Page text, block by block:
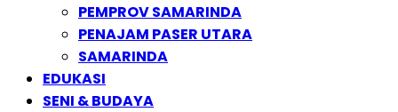
PEMPROV SAMARINDA
PENAJAM PASER UTARA
SAMARINDA
EDUKASI
SENI & BUDAYA